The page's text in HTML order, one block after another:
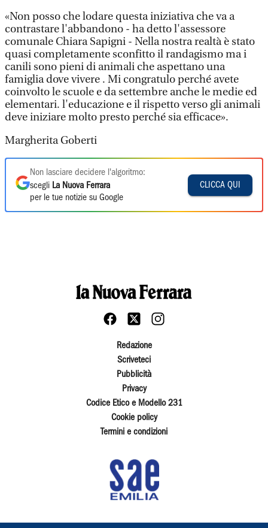
«Non posso che lodare questa iniziativa che va a
contrastare l'abbandono - ha detto l'assessore
comunale Chiara Sapigni - Nella nostra realtà è stato
quasi completamente sconfitto il randagismo ma i
canili sono pieni di animali che aspettano una
famiglia dove vivere . Mi congratulo perché avete
coinvolto le scuole e da settembre anche le medie ed
elementari. l'educazione e il rispetto verso gli animali
deve iniziare molto presto perché sia efficace».
Margherita Goberti
Non lasciare decidere l'algoritmo:
scegli La Nuova Ferrara
per le tue notizie su Google
CLICCA QUI
Redazione
Scriveteci
Pubblicità
Privacy
Codice Etico e Modello 231
Cookie policy
Termini e condizioni